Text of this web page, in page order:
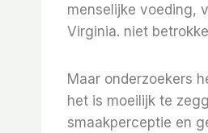
menselijke voeding,
Virginia. niet
Maar onderzoekers
het is moeilijk te
smaakperceptie en